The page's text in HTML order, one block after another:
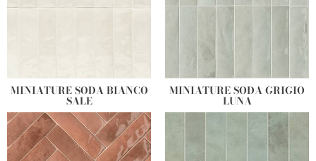
MINIATURE SODA BIANCO
SALE
MINIATURE SODA GRIGIO
LUNA